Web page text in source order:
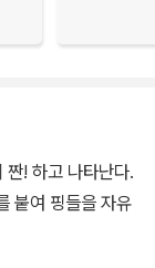
짠! 하고 나타난다.
붙여 핑들을 자유